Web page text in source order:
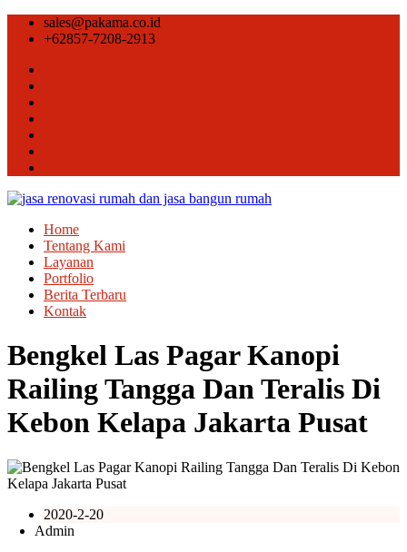
sales@pakama.co.id
+62857-7208-2913
Home
Tentang Kami
Layanan
Portfolio
Berita Terbaru
Kontak
Bengkel Las Pagar Kanopi
Railing Tangga Dan Teralis Di
Kebon Kelapa Jakarta Pusat
2020-2-20
Admin